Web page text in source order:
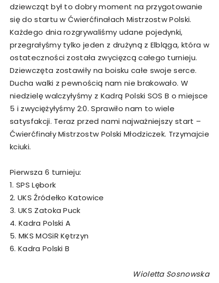
dziewcząt był to dobry moment na przygotowanie
się do startu w Ćwierćfinałach Mistrzostw Polski.
Każdego dnia rozgrywaliśmy udane pojedynki,
przegrałyśmy tylko jeden z drużyną z Elbląga, która w
ostateczności została zwycięzcą całego turnieju.
Dziewczęta zostawiły na boisku całe swoje serce.
Ducha walki z pewnością nam nie brakowało. W
niedzielę walczyłyśmy z Kadrą Polski SOS B o miejsce
5 i zwyciężyłyśmy 2:0. Sprawiło nam to wiele
satysfakcji. Teraz przed nami najważniejszy start –
Ćwierćfinały Mistrzostw Polski Młodziczek. Trzymajcie
kciuki.
Pierwsza 6 turnieju:
1. SPS Lębork
2. UKS Źródełko Katowice
3. UKS Zatoka Puck
4. Kadra Polski A
5. MKS MOSiR Kętrzyn
6. Kadra Polski B
Wioletta Sosnowska